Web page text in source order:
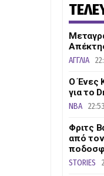
ΑΓΓΛΙΑ
Ο Ένες
για το
NBA 22:53
Φριτς
από
STORIES